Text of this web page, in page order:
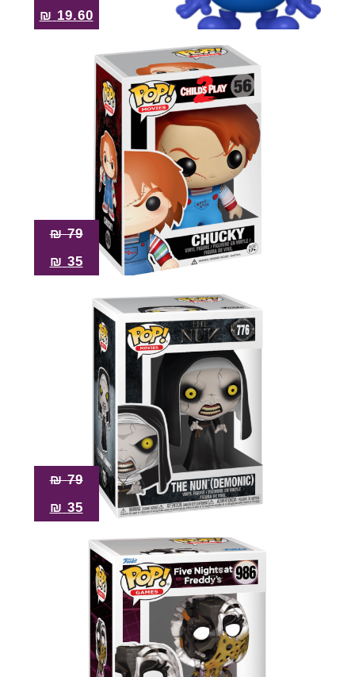
19.60
₪
79
₪
35
₪
79
₪
35
₪